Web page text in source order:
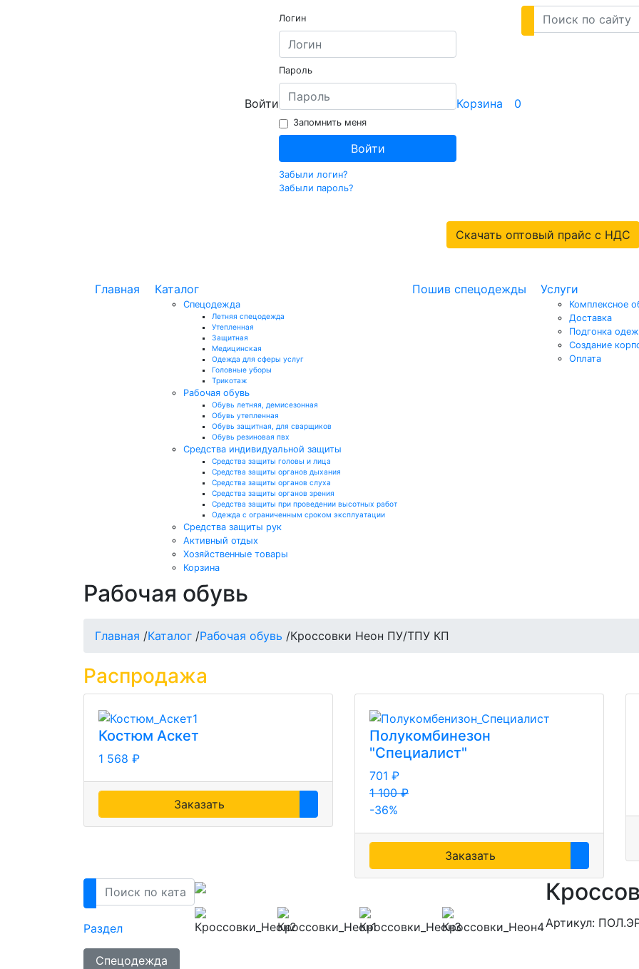
Войти
Логин
Пароль
Запомнить меня
Войти
Забыли логин?
Забыли пароль?
Корзина 0
Скачать оптовый прайс с НДС
Главная Каталог
Спецодежда
Летняя спецодежда
Утепленная
Защитная
Медицинская
Одежда для сферы услуг
Головные уборы
Трикотаж
Рабочая обувь
Обувь летняя, демисезонная
Обувь утепленная
Обувь защитная, для сварщиков
Обувь резиновая пвх
Средства индивидуальной защиты
Средства защиты головы и лица
Средства защиты органов дыхания
Средства защиты органов слуха
Средства защиты органов зрения
Средства защиты при проведении высотных работ
Одежда с ограниченным сроком эксплуатации
Средства защиты рук
Активный отдых
Хозяйственные товары
Корзина
Пошив спецодежды Услуги
Комплексное
Доставка
Подгонка
Создание
Оплата
Рабочая обувь
Главная /Каталог /Рабочая обувь /Кроссовки Неон ПУ/ТПУ КП
Распродажа
Костюм Аскет
1 568 ₽
Заказать
Полукомбинезон
"Специалист"
701 ₽
1 100 ₽
-36%
Заказать
Артикул:
Раздел
Спецодежда